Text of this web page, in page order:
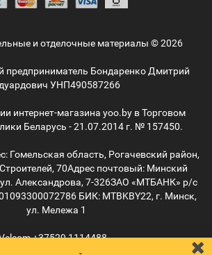
и отделочные материалы © 2026
предприниматель Бондаренко Дмитрий
УНП490587266
интернет-магазина yoo.by в Торговом
Беларусь - 21.07.2014 г. № 157450.
Гомельская область, Рогачевский район,
70Адрес почтовый: Минский
Александрова, 7-326ЗАО «МТБАНК» р/с
БИК: MTBKBY22, г. Минск,
ул. Мележа 1
+375291114488
5055515